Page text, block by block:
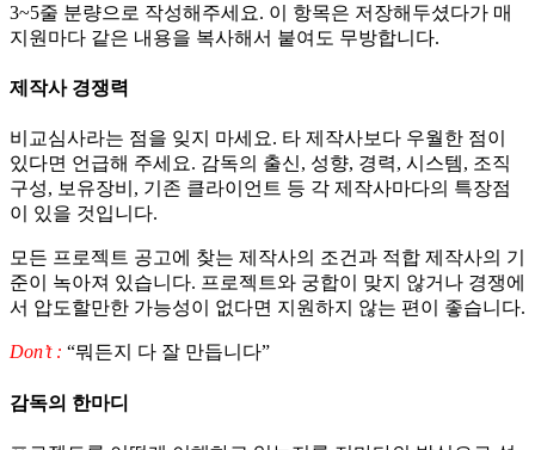
3~5줄 분량으로 작성해주세요. 이 항목은 저장해두셨다가 매
지원마다 같은 내용을 복사해서 붙여도 무방합니다.
제작사 경쟁력
비교심사라는 점을 잊지 마세요. 타 제작사보다 우월한 점이
있다면 언급해 주세요. 감독의 출신, 성향, 경력, 시스템, 조직
구성, 보유장비, 기존 클라이언트 등 각 제작사마다의 특장점
이 있을 것입니다.
모든 프로젝트 공고에 찾는 제작사의 조건과 적합 제작사의 기
준이 녹아져 있습니다. 프로젝트와 궁합이 맞지 않거나 경쟁에
서 압도할만한 가능성이 없다면 지원하지 않는 편이 좋습니다.
Don’t : “뭐든지 다 잘 만듭니다”
감독의 한마디